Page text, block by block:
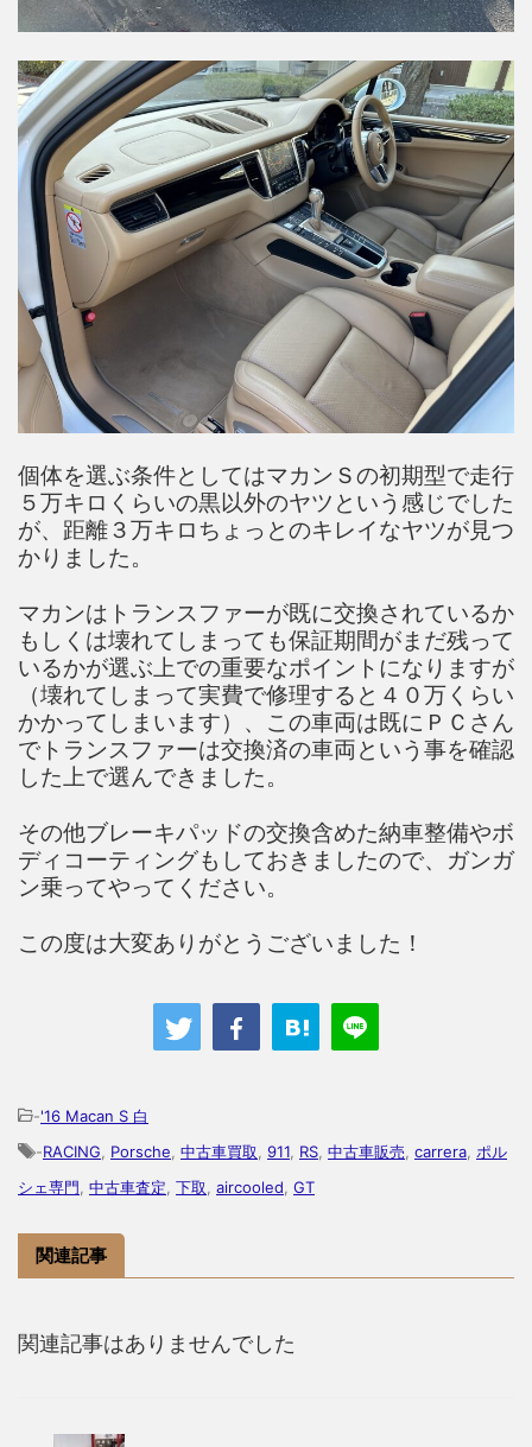
個体を選ぶ条件としてはマカンＳの初期型で走行
５万キロくらいの黒以外のヤツという感じでした
が、距離３万キロちょっとのキレイなヤツが見つ
かりました。
マカンはトランスファーが既に交換されているか
もしくは壊れてしまっても保証期間がまだ残って
いるかが選ぶ上での重要なポイントになりますが
（壊れてしまって実費で修理すると４０万くらい
かかってしまいます）、この車両は既にＰＣさん
でトランスファーは交換済の車両という事を確認
した上で選んできました。
その他ブレーキパッドの交換含めた納車整備やボ
ディコーティングもしておきましたので、ガンガ
ン乗ってやってください。
この度は大変ありがとうございました！
-'16 Macan S 白
-RACING Porsche 中古車買取 911 RS 中古車販売 carrera ポル
シェ専門 中古車査定 下取 aircooled GT
関連記事
関連記事はありませんでした